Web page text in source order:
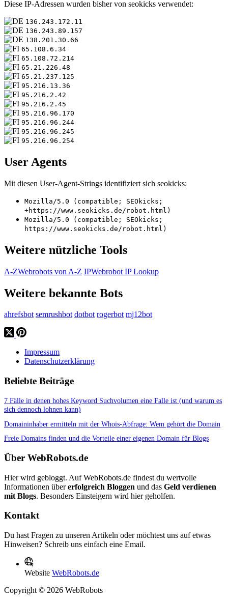
Diese IP-Adressen wurden bisher von seokicks verwendet:
136.243.172.11
136.243.89.157
138.201.30.66
65.108.6.34
65.108.72.214
65.21.226.48
65.21.237.125
95.216.13.36
95.216.2.42
95.216.2.45
95.216.96.170
95.216.96.244
95.216.96.245
95.216.96.254
User Agents
Mit diesen User-Agent-Strings identifiziert sich seokicks:
Mozilla/5.0 (compatible; SEOkicks;
+https://www.seokicks.de/robot.html)
Mozilla/5.0 (compatible; SEOkicks;
https://www.seokicks.de/robot.html)
Weitere nützliche Tools
A-ZWebrobots von A-Z IPWebrobot IP Lookup
Weitere bekannte Bots
ahrefsbot semrushbot dotbot rogerbot mj12bot
Impressum
Datenschutzerklärung
Beliebte Beiträge
7 Fälle in denen hohes Keyword Suchvolumen eine Falle ist (und warum es
sich dennoch lohnen kann)
Domaininhaber ermitteln mit der Whois-Abfrage: Wem gehört die Domain
Freie Domains finden und die Vorteile einer eigenen Domain für Blogs
Über WebRobots.de
Hier wird gebloggt. Auf WebRobots.de findest du wertvolle
Informationen übererfolgreich Bloggen und das Geld verdienen
mit Blogs. Besonders Einsteigern wird hier geholfen.
Kontakt
Du hast Fragen zu unseren Artikeln oder möchtest uns auf etwas
Hinweisen? Schreib uns einfach eine Email.
Website WebRobots.de
Copyright © 2026 WebRobots